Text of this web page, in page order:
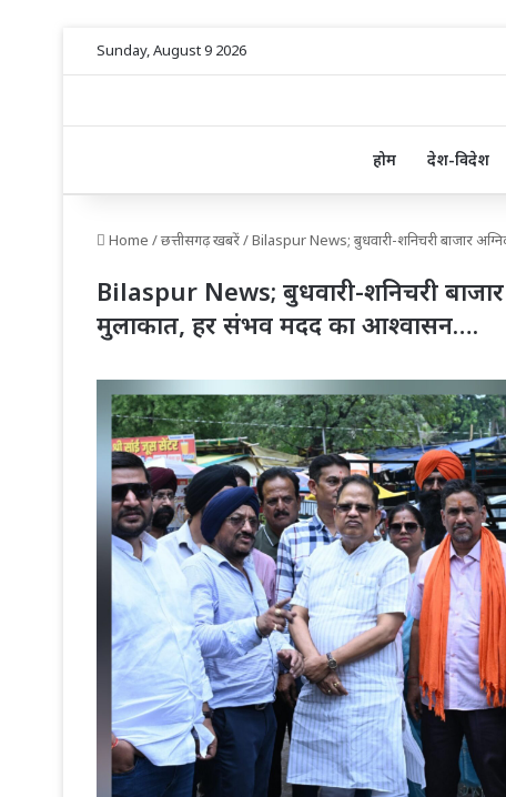
Sunday, August 9 2026
होम देश-विदेश
Home /छत्तीसगढ़ खबरें/Bilaspur News; बुधवारी-शनिचरी बाजार
Bilaspur News; बुधवारी-शनिचरी बाजार
मुलाकात, हर संभव मदद का आश्वासन….